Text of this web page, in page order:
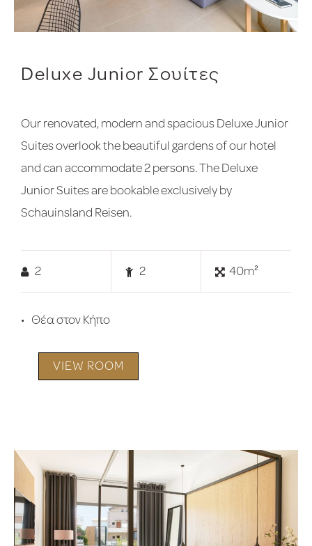
Deluxe Junior Σουίτες
Our renovated, modern and spacious Deluxe Junior
Suites overlook the beautiful gardens of our hotel
and can accommodate 2 persons. The Deluxe
Junior Suites are bookable exclusively by
Schauinsland Reisen.
2 2 40m²
Θέα στον Κήπο
VIEW ROOM